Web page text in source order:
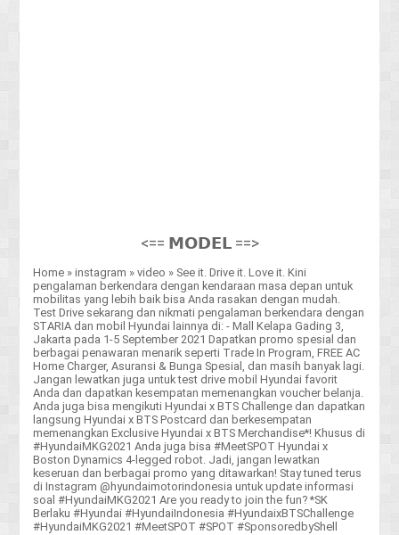
<== 𝗠𝗢𝗗𝗘𝗟 ==>
Home »instagram »video » See it. Drive it. Love it. Kini
pengalaman berkendara dengan kendaraan masa depan untuk
mobilitas yang lebih baik bisa Anda rasakan dengan mudah.
Test Drive sekarang dan nikmati pengalaman berkendara dengan
STARIA dan mobil Hyundai lainnya di: - Mall Kelapa Gading 3,
Jakarta pada 1-5 September 2021 Dapatkan promo spesial dan
berbagai penawaran menarik seperti Trade In Program, FREE AC
Home Charger, Asuransi & Bunga Spesial, dan masih banyak lagi.
Jangan lewatkan juga untuk test drive mobil Hyundai favorit
Anda dan dapatkan kesempatan memenangkan voucher belanja.
Anda juga bisa mengikuti Hyundai x BTS Challenge dan dapatkan
langsung Hyundai x BTS Postcard dan berkesempatan
memenangkan Exclusive Hyundai x BTS Merchandise*! Khusus di
#HyundaiMKG2021 Anda juga bisa #MeetSPOT Hyundai x
Boston Dynamics 4-legged robot. Jadi, jangan lewatkan
keseruan dan berbagai promo yang ditawarkan! Stay tuned terus
di Instagram @hyundaimotorindonesia untuk update informasi
soal #HyundaiMKG2021 Are you ready to join the fun? *SK
Berlaku #Hyundai #HyundaiIndonesia #HyundaixBTSChallenge
#HyundaiMKG2021 #MeetSPOT #SPOT #SponsoredbyShell